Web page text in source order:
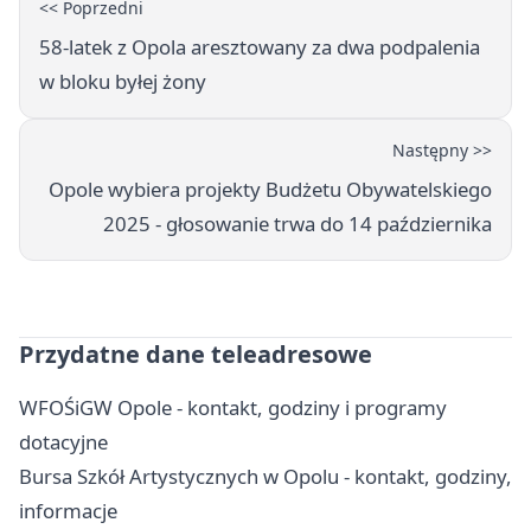
<< Poprzedni
58-latek z Opola aresztowany za dwa podpalenia
w bloku byłej żony
Następny >>
Opole wybiera projekty Budżetu Obywatelskiego
2025 - głosowanie trwa do 14 października
Przydatne dane teleadresowe
WFOŚiGW Opole - kontakt, godziny i programy
dotacyjne
Bursa Szkół Artystycznych w Opolu - kontakt, godziny,
informacje